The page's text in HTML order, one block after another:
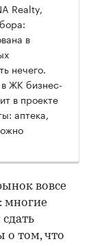
Realty,
в
нечего.
ЖК бизнес-
в проекте
аптека,
вовсе
многие
о том, что